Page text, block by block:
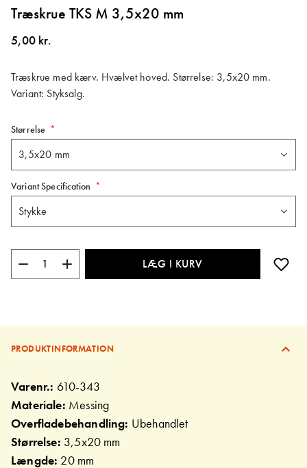
til
starten
billedgalleriet
Træskrue TKS M 3,5x20 mm
5,00 kr.
Træskrue med kærv. Hvælvet hoved. Størrelse: 3,5x20 mm.
Variant: Styksalg.
Størrelse
Variant Specification
LÆG I KURV
PRODUKTINFORMATION
Varenr.: 610-343
Materiale: Messing
Overfladebehandling: Ubehandlet
Størrelse: 3,5x20 mm
Længde: 20 mm